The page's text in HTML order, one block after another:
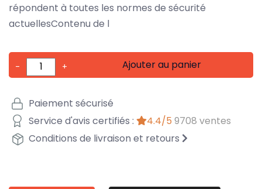
répondent à toutes les normes de sécurité
actuellesContenu de l
- + Ajouter au panier
Paiement sécurisé
Service d'avis certifiés :
4.4/5 9708 ventes
Conditions de livraison et retours